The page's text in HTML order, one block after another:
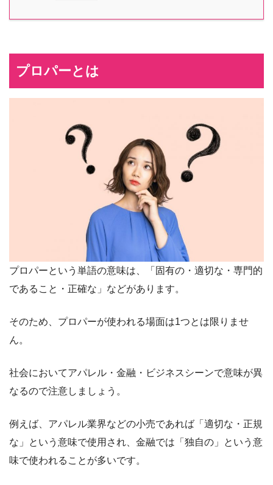
プロパーとは
プロパーという単語の意味は、「固有の・適切な・専門的
であること・正確な」などがあります。
そのため、プロパーが使われる場面は1つとは限りませ
ん。
社会においてアパレル・金融・ビジネスシーンで意味が異
なるので注意しましょう。
例えば、アパレル業界などの小売であれば「適切な・正規
な」という意味で使用され、金融では「独自の」という意
味で使われることが多いです。